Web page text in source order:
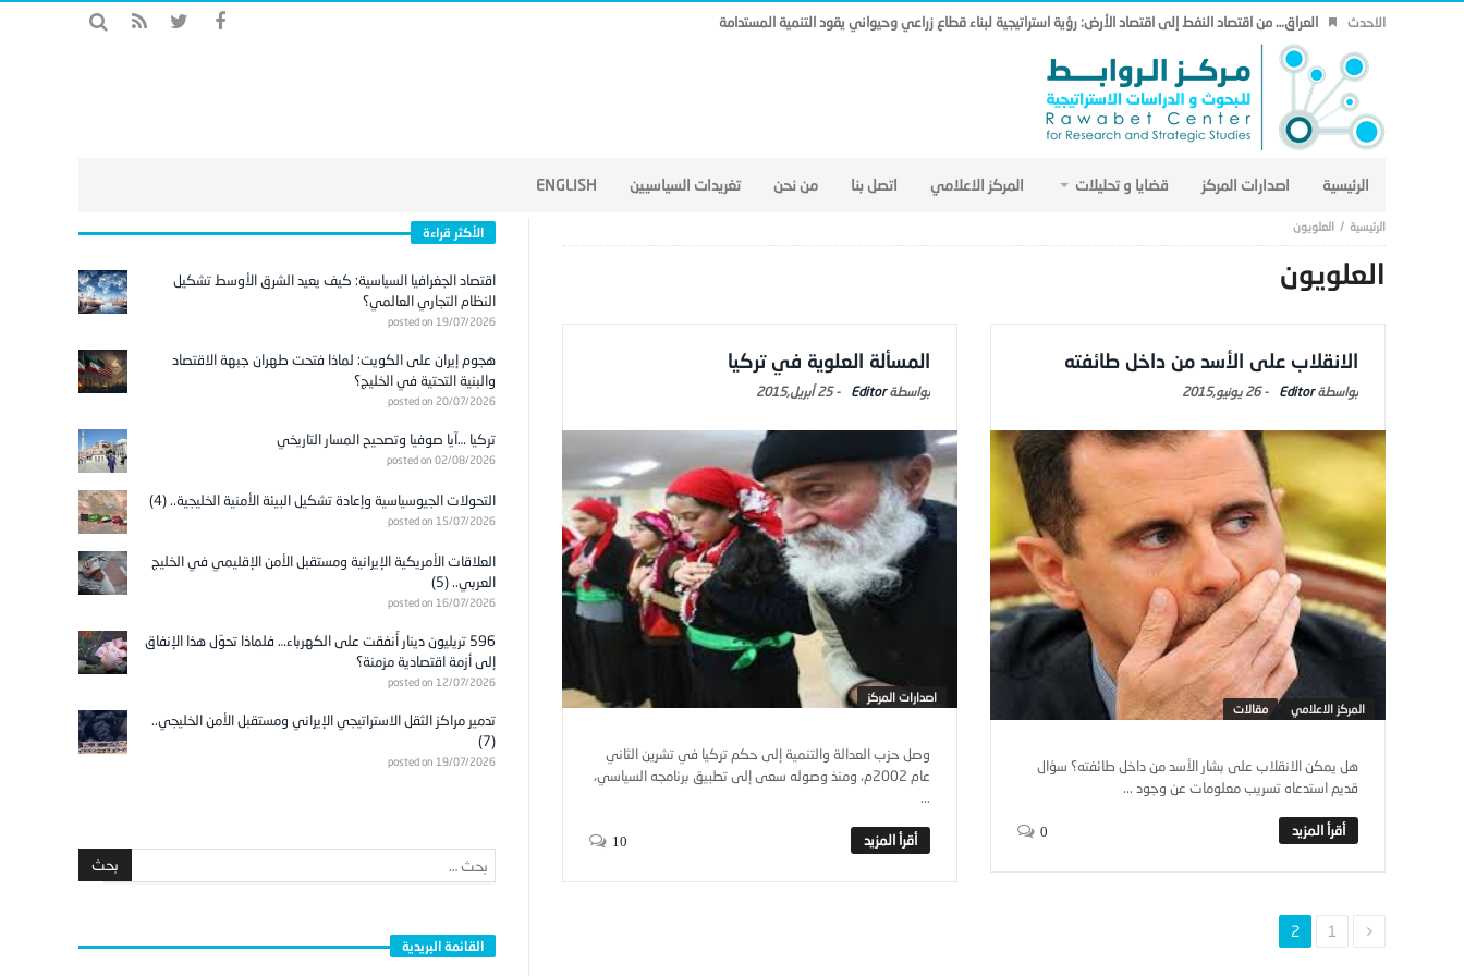
الاحدث العراق… من اقتصاد النفط إلى اقتصاد الأرض: رؤية استراتيجية لبناء قطاع زراعي وحيواني يقود التنمية المستدامة
الرئيسية اصدارات المركز قضايا و تحليلات المركز الاعلامي اتصل بنا من نحن تغريدات السياسيين ENGLISH
العلويون
العلويون
الانقلاب على الأسد من داخل طائفته
Editor
-26 يونيو,2015
المركز الاعلامي مقالات
هل يمكن الانقلاب على بشار الأسد من داخل طائفته؟ سؤال
قديم استدعاه تسريب معلومات عن وجود ...
0
المسألة العلوية في تركيا
Editor
-25 أبريل,2015
اصدارات المركز
وصل حزب العدالة والتنمية إلى حكم تركيا في تشرين الثاني
عام 2002م، ومنذ وصوله سعى إلى تطبيق برنامجه السياسي،
...
10
1
2
الأكثر قراءة
اقتصاد الجغرافيا السياسية: كيف يعيد الشرق الأوسط تشكيل
النظام التجاري العالمي؟
posted on 19/07/2026
هجوم إيران على الكويت: لماذا فتحت طهران جبهة الاقتصاد
والبنية التحتية في الخليج؟
posted on 20/07/2026
تركيا …آيا صوفيا وتصحيح المسار التاريخي
posted on 02/08/2026
التحولات الجيوسياسية وإعادة تشكيل البيئة الأمنية الخليجية.. (4)
posted on 15/07/2026
العلاقات الأمريكية الإيرانية ومستقبل الأمن الإقليمي في الخليج
العربي.. (5)
posted on 16/07/2026
596 تريليون دينار أُنفقت على الكهرباء… فلماذا تحوّل هذا الإنفاق
إلى أزمة اقتصادية مزمنة؟
posted on 12/07/2026
تدمير مراكز الثقل الاستراتيجي الإيراني ومستقبل الأمن الخليجي..
(7)
posted on 19/07/2026
القائمة البريدية